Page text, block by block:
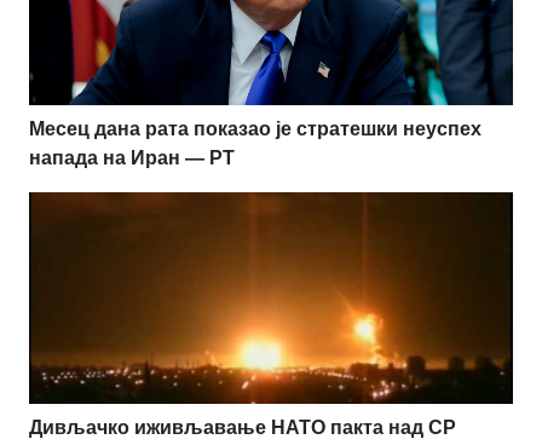
Месец дана рата показао је стратешки неуспех
напада на Иран — РТ
Дивљачко иживљавање НАТО пакта над СР